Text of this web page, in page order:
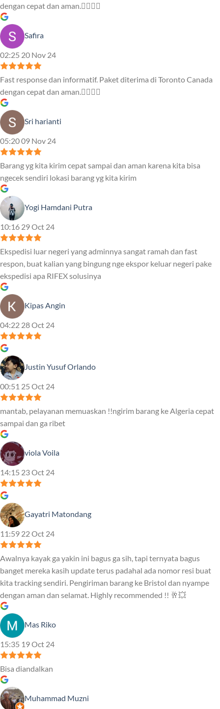
dengan cepat dan aman.👍🏻👍🏻
Safira
02:25 20 Nov 24
Fast response dan informatif. Paket diterima di Toronto Canada
dengan cepat dan aman.👍🏻👍🏻
Sri harianti
05:20 09 Nov 24
Barang yg kita kirim cepat sampai dan aman karena kita bisa
ngecek sendiri lokasi barang yg kita kirim
Yogi Hamdani Putra
10:16 29 Oct 24
Ekspedisi luar negeri yang adminnya sangat ramah dan fast
respon, buat kalian yang bingung nge ekspor keluar negeri pake
ekspedisi apa RIFEX solusinya
Kipas Angin
04:22 28 Oct 24
Justin Yusuf Orlando
00:51 25 Oct 24
mantab, pelayanan memuaskan !!ngirim barang ke Algeria cepat
sampai dan ga ribet
viola Voila
14:15 23 Oct 24
Gayatri Matondang
11:59 22 Oct 24
Awalnya kayak ga yakin ini bagus ga sih, tapi ternyata bagus
banget mereka kasih update terus padahal ada nomor resi buat
kita tracking sendiri. Pengiriman barang ke Bristol dan nyampe
dengan aman dan selamat. Highly recommended !! 🥂💥
Mas Riko
15:35 19 Oct 24
Bisa diandalkan
Muhammad Muzni